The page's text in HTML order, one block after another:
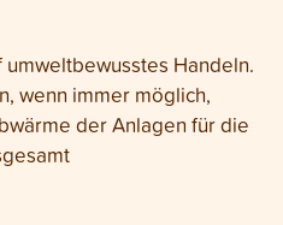
Handeln.
wenn immer möglich,
der Anlagen für die